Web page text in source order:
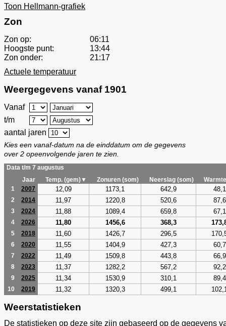
Toon Hellmann-grafiek
Zon
Zon op:
06:11
Hoogste punt:
13:44
Zon onder:
21:17
Actuele temperatuur
Weergegevens vanaf 1901
Vanaf
t/m
aantal jaren
Kies een vanaf-datum na de einddatum om de gegevens
over 2 opeenvolgende jaren te zien.
Data t/m 7 augustus
Jaar
Temp. (gem)▼ Zonuren (som) Neerslag (som)
1
2007 12,09 1173,1 642,9 48,1
2 2014 11,97 1220,8 520,6 87,6
3 2024 11,88 1089,4 659,8 67,1
4 2026 11,80 1456,6 368,3
5 2018 11,60 1426,7 296,5
6 2020 11,55 1404,9 427,3 60,7
7 2022 11,49 1509,8 443,8 66,9
8 2023 11,37 1282,2 567,2 92,2
9 2025 11,34 1530,9 310,1 89,4
10 2019 11,32 1320,3 499,1
Weerstatistieken
De statistieken op deze site zijn gebaseerd op de gegevens